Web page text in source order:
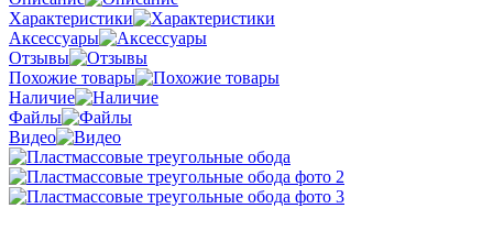
Характеристики
Аксессуары
Отзывы
Похожие товары
Наличие
Файлы
Видео